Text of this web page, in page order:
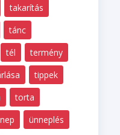
takarítás
tánc
tél
termény
tippek
torta
ünneplés